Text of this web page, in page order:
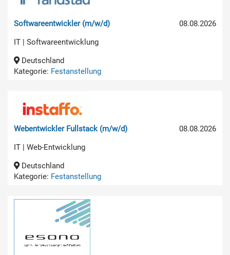
08.08.2026
Softwareentwickler (m/w/d)
IT | Softwareentwicklung
Deutschland
Kategorie: Festanstellung
08.08.2026
Webentwickler Fullstack (m/w/d)
IT | Web-Entwicklung
Deutschland
Kategorie: Festanstellung